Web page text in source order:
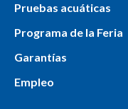
Pruebas acuáticas
Programa de la Feria
Garantías
Empleo